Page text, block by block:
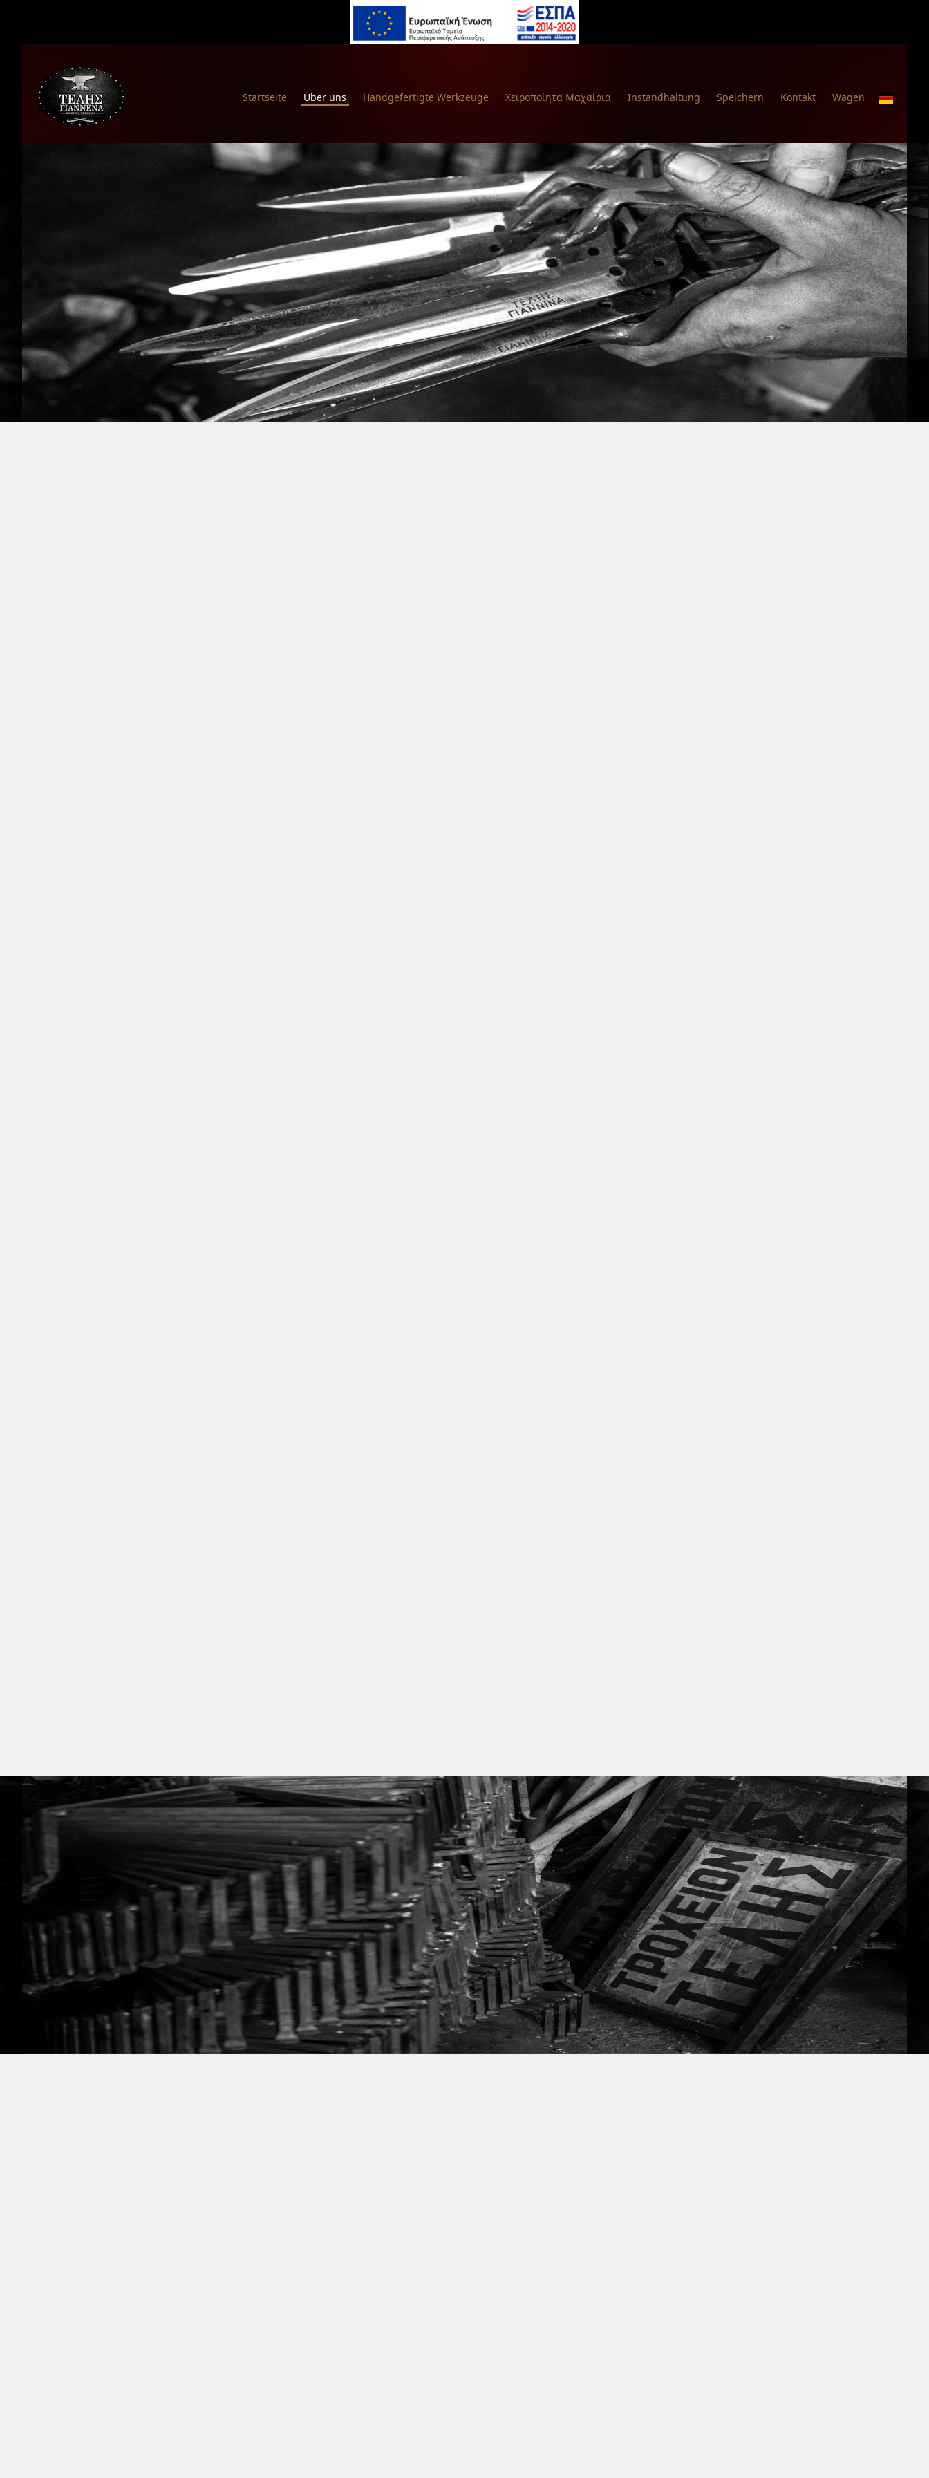
Startseite Über uns Handgefertigte Werkzeuge Χειροποίητα Μαχαίρια Instandhaltung Speichern Kontakt Wagen